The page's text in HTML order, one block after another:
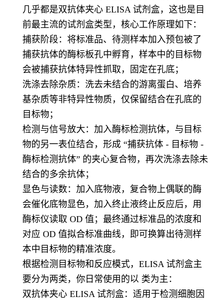
几乎都是双抗体夹心 ELISA 试剂盒，这也是目
前最主流的试剂盒类型，核心工作原理如下：
捕获阶段：将标准品、待测样本加入预包被了
捕获抗体的酶标板孔中孵育，样本中的目标物
会被捕获抗体特异性抓取，固定在孔底；
洗涤去除杂质：洗去未结合的游离蛋白、培养
基杂质等非特异性物质，仅保留结合在孔底的
目标物；
检测与信号放大：加入酶标检测抗体，与目标
物的另一表位结合，形成 “捕获抗体 - 目标物 -
酶标检测抗体” 的夹心复合物，再次洗涤去除未
结合的多余抗体；
显色与读数：加入底物液，复合物上偶联的酶
会催化底物显色，加入终止液终止反应后，用
酶标仪读取 OD 值；最终通过标准品的浓度和
对应 OD 值拟合标准曲线，即可换算出待测样
本中目标物的精准浓度。
根据检测目标物和反应模式，ELISA 试剂盒主
要分为两类，你日常使用的以 类为主：
双抗体夹心 ELISA 试剂盒：适用于检测细胞因